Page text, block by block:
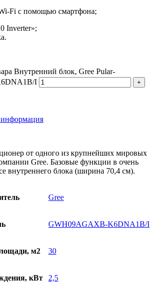
Fi с помощью смартфона;
Inverter»;
Внутренний блок, Gree Pular-
I
информация
от одного из крупнейших мировых
Gree. Базовые функции в очень
внутреннего блока (ширина 70,4 см).
Gree
GWH09AGAXB-K6DNA1B/I
м2 30
кВт 2,5